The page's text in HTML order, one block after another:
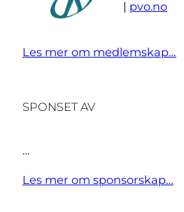
| pvo.no
Les mer om medlemskap…
SPONSET AV
…
Les mer om sponsorskap…